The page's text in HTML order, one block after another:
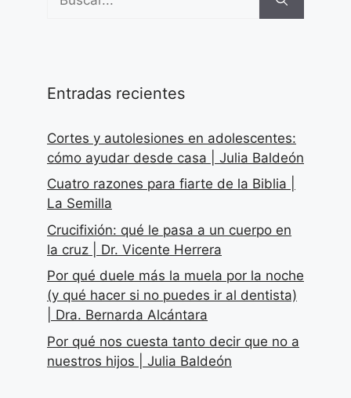
Entradas recientes
Cortes y autolesiones en adolescentes:
cómo ayudar desde casa | Julia Baldeón
Cuatro razones para fiarte de la Biblia |
La Semilla
Crucifixión: qué le pasa a un cuerpo en
la cruz | Dr. Vicente Herrera
Por qué duele más la muela por la noche
(y qué hacer si no puedes ir al dentista)
| Dra. Bernarda Alcántara
Por qué nos cuesta tanto decir que no a
nuestros hijos | Julia Baldeón